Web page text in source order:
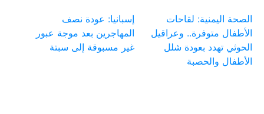
الصحة اليمنية: لقاحات
الأطفال متوفرة.. وعراقيل
الحوثي تهدد بعودة شلل
الأطفال والحصبة
إسبانيا: عودة نصف
المهاجرين بعد موجة عبور
غير مسبوقة إلى سبتة